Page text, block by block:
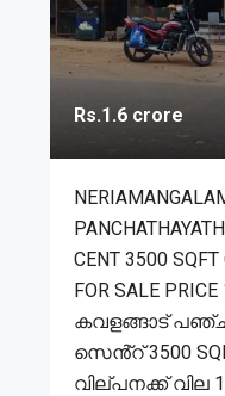
Rs.1.6 crore
CENT 3500
FOR SALE
കവളങ്ങാട്
സെൻ്റ് 3500
വില്പനക്ക് വില